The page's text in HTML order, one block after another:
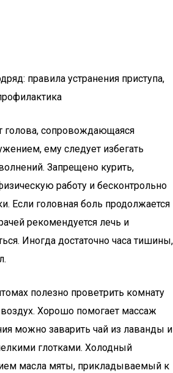
правила устранения приступа,
голова, сопровождающаяся
ему следует избегать
Запрещено курить,
работу и бесконтрольно
Если головная боль продолжается
рекомендуется лечь и
Иногда достаточно часа тишины,
полезно проветрить комнату
Хорошо помогает массаж
можно заварить чай из лаванды и
глотками. Холодный
масла мяты, прикладываемый к